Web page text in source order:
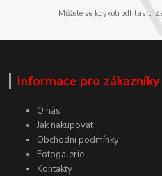
Můžete se kdykoli odhlásit.
Informace pro zákazníky
O nás
Jak nakupovat
Obchodní podmínky
Fotogalerie
Kontakty